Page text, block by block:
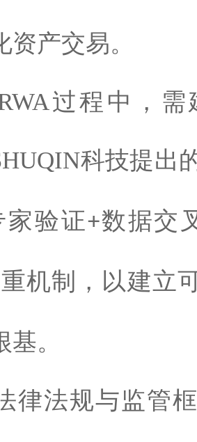
资产交易。
过程中，需
科技提出
家验证+数据交
机制，以建立
。
律法规与监管